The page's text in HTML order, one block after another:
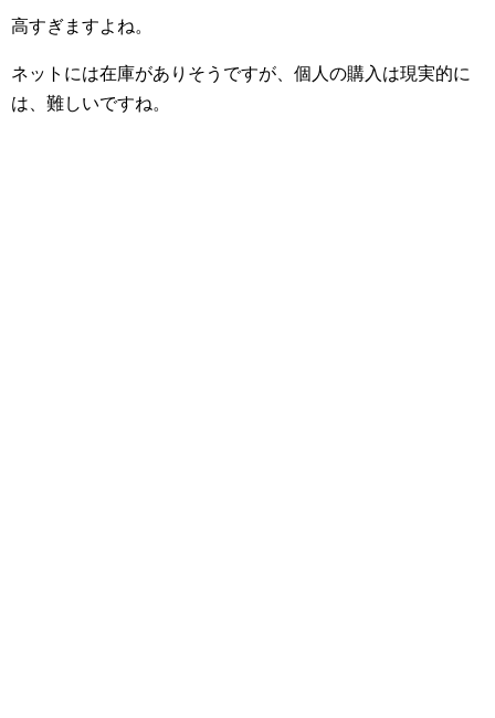
高すぎますよね。
ネットには在庫がありそうですが、個人の購入は現実的に
は、難しいですね。